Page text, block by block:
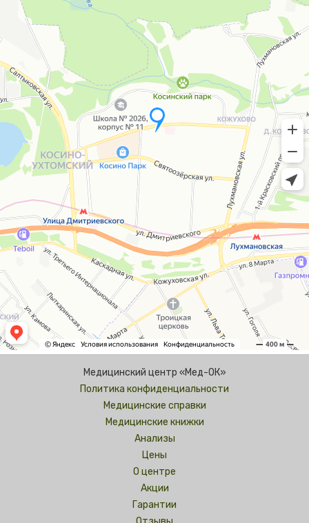
Медицинский центр «Мед-ОК»
Политика конфиденциальности
Медицинские справки
Медицинские книжки
Анализы
Цены
О центре
Акции
Гарантии